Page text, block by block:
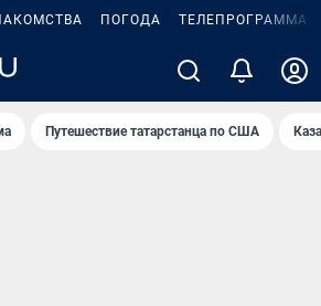
ПОГОДА ТЕЛЕПРОГРАММА
Путешествие татарстанца по США